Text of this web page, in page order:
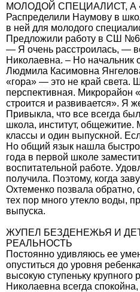
МОЛОДОЙ СПЕЦИАЛИСТ,
Распределили Наумову в
в ней для молодого
Предложили работу в СШ
— Я очень расстроилась, —
Николаевна. – Но начальник
Людмила Касимовна
«гора» — это не край света.
перспективная. Микрорайон
строится и развивается». Я
Привыкла, что все всегда
школа, институт, общежитие.
классы и один выпускной.
Но общий язык нашла
года в первой школе
воспитательной работе.
получила. Поэтому, когда
Охтеменко позвала обратно,
тех пор много утекло воды,
выпуска.
ЖУПЕЛ БЕЗДЕНЕЖЬЯ И
РЕАЛЬНОСТЬ
Постоянно удивляюсь ее
опуститься до уровня
высокую ступеньку крупного
Николаевна всегда